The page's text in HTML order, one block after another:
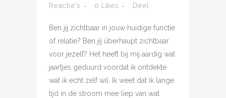
Reactie's
0 Likes Deel
Ben jij zichtbaar in jouw huidige functie
of relatie? Ben jij überhaupt zichtbaar
voor jezelf? Het heeft bij mij aardig wat
jaartjes geduurd voordat ik ontdekte
wat ik echt zelf wil. Ik weet dat ik lange
tijd in de stroom mee liep van wat